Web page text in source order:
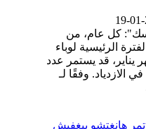
كل عام، من
الرئيسية لوباء
يناير، قد يستمر عدد
في الازدياد. وفقًا لـ